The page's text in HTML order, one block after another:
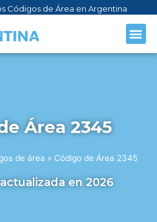
Códigos de Área en Argentina
Área 2345
de área » Código de Área 2345
en 2026